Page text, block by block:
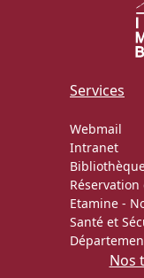
Services
Webmail
Intranet
Etamine -
Santé et
Nos